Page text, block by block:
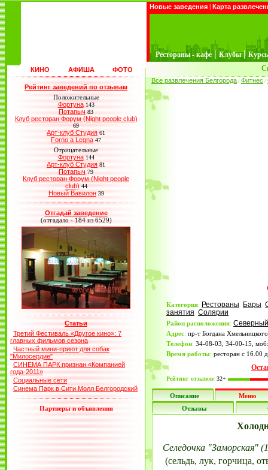
Новые заведения | Карта
Рестораны - кафе | Клубы |
КИНО АФИША ФОТО
Рейтинг заведений по отзывам
Положительные
Фортуна 143
Потапыч 83
Клуб ресторан Форум (Night people club)
69
Арт-клуб Студия 61
Forno a Legna 47
Отрицательные
Фортуна 144
Арт-клуб Студия 81
Потапыч 79
Клуб ресторан Форум (Night people
club) 44
Новый Вавилон 39
Отгадай заведение
(отгадало - 184 из 6529)
Статьи
Третий Фестиваль «Другое кино»: 7
главных фильмов сезона
Частный мини-приют для собак
"Милосердие"
СИНЕМА ПАРК признан «Компанией
года-2011»
Социальные сети
Синема Парк в Сити Молл Белгородский
Партнеры и объявления
Все развлечения Белгорода / Фитнес /
Категория: Рестораны Бары
занятия Солярии
Район расположения:
Адрес: пр-т Богдана
Телефон: 34-08-03, 34-00-15,
Время работы: ресторан с 16.00
Рейтинг отзывов: 32+
Описание
Меню
Отзывы
Селедочка "Заморская"
(сельдь, лук, горчица,